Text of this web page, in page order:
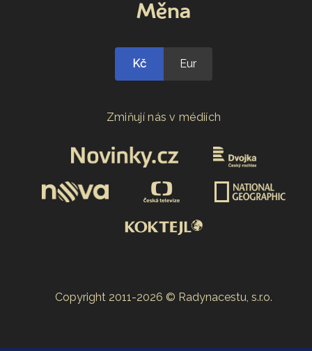
Měna
Kč Eur
Zmiňují nás v médiích
Copyright 2011-2026 © Radynacestu, s.r.o.